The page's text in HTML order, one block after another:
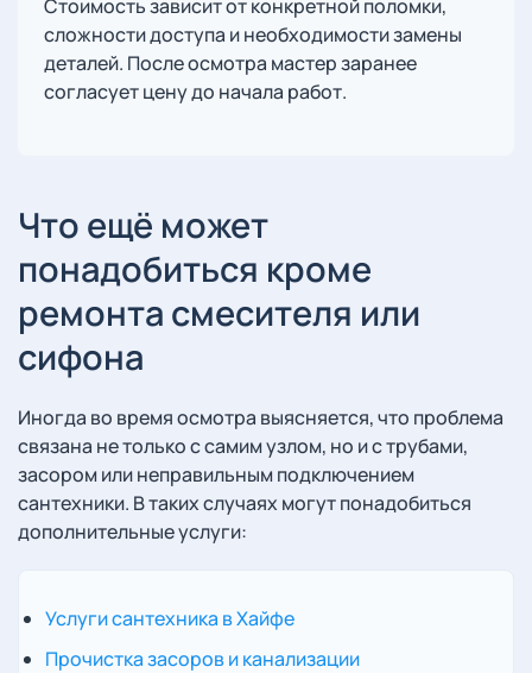
Стоимость зависит от конкретной поломки,
сложности доступа и необходимости замены
деталей. После осмотра мастер заранее
согласует цену до начала работ.
Что ещё может
понадобиться кроме
ремонта смесителя или
сифона
Иногда во время осмотра выясняется, что проблема
связана не только с самим узлом, но и с трубами,
засором или неправильным подключением
сантехники. В таких случаях могут понадобиться
дополнительные услуги:
Услуги сантехника в Хайфе
Прочистка засоров и канализации